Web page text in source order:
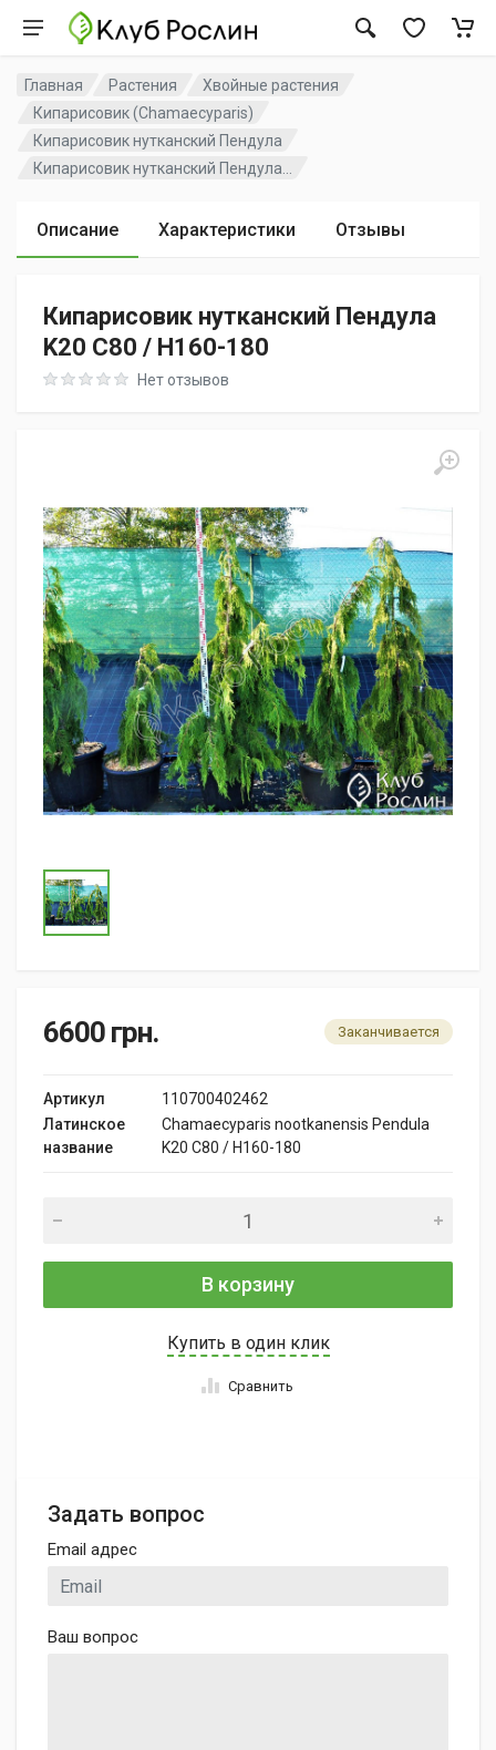
Главная Растения
Хвойные растения
Кипарисовик (Chamaecyparis)
Кипарисовик нутканский Пендула
Кипарисовик нутканский Пендула...
Описание Характеристики Отзывы
Кипарисовик нутканский Пендула
K20 C80 / H160-180
Rating: 0 out of 5Нет отзывов
6600 грн. Заканчивается
Артикул
110700402462
Латинское
название
Chamaecyparis nootkanensis Pendula
K20 C80 / H160-180
В корзину
Купить в один клик
Сравнить
Задать вопрос
Email адрес
Ваш вопрос